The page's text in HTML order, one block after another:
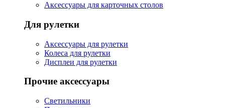
Аксессуары для карточных столов
Для рулетки
Аксессуары для рулетки
Колеса для рулетки
Дисплеи для рулетки
Прочие аксессуары
Светильники